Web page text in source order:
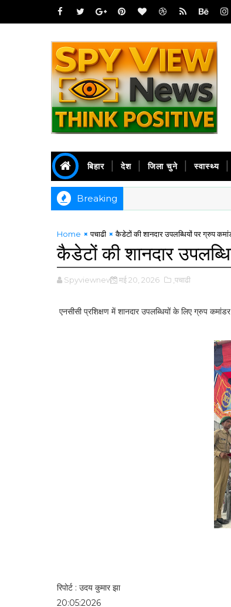
बिहार देश जिला चुने स्वास्थ्य
Breaking
Home पचाढी कैडेटों की शानदार उपलब्धियों पर ग्रुप
कैडेटों की शानदार
Spyviewnews मई 20, 2026 ,पचाढी
एनसीसी प्रशिक्षण में शानदार उपलब्धियों के लिए ग्रुप
रिपोर्ट : उदय कुमार झा
20:05:2026